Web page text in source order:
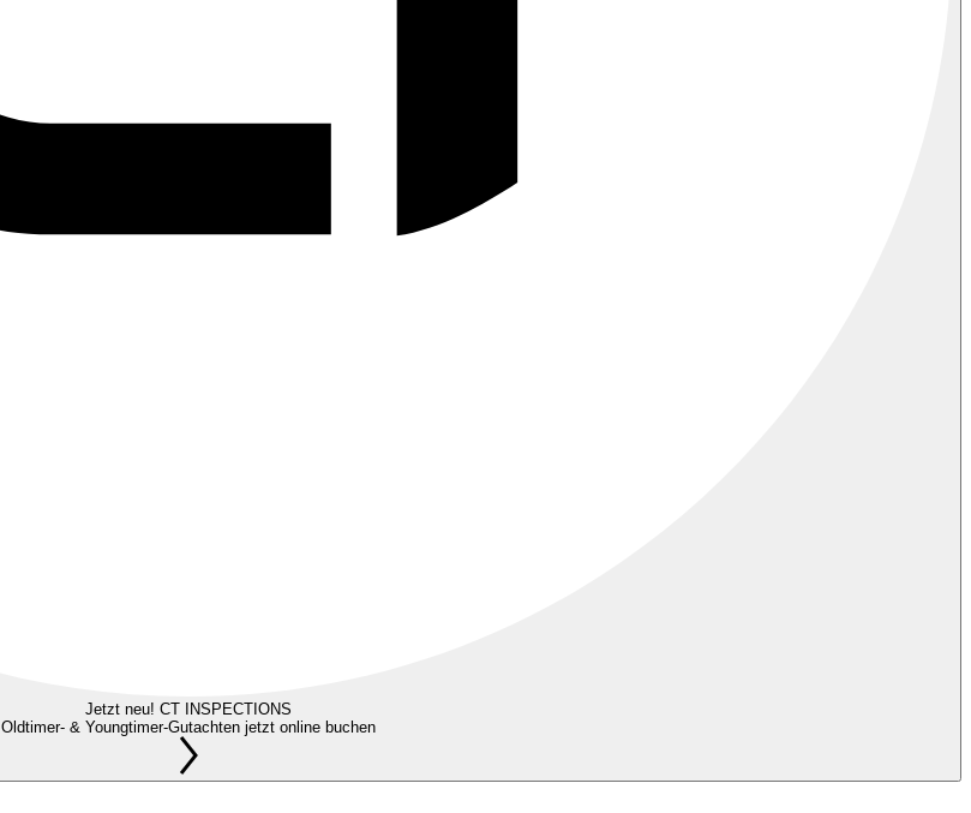
Jetzt neu! CT INSPECTIONS
Oldtimer- & Youngtimer-Gutachten jetzt online buchen